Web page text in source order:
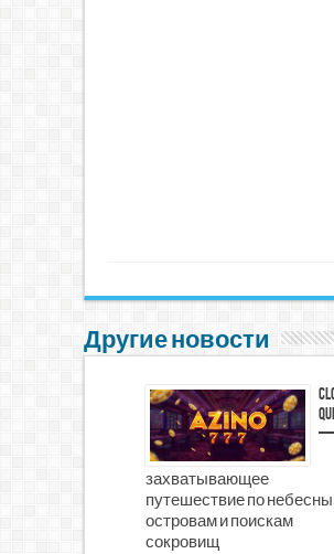
Другие новости
—
захватывающее
путешествие по
островам и поискам
сокровищ